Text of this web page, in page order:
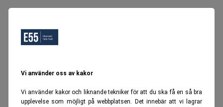
Vi använder oss av kakor
Vi använder kakor och liknande tekniker för att du ska få en så bra
upplevelse som möjligt på webbplatsen. Det innebär att vi lagrar